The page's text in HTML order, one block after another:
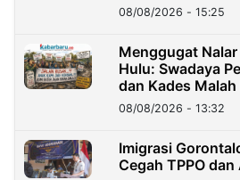
08/08/2026 - 15:25
Menggugat
Hulu: Swadaya
dan Kades
08/08/2026 - 13:32
Imigrasi
Cegah TPPO